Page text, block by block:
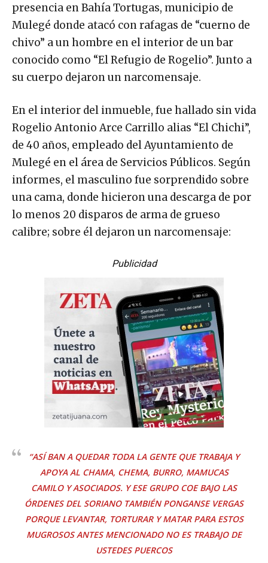
presencia en Bahía Tortugas, municipio de
Mulegé donde atacó con rafagas de “cuerno de
chivo” a un hombre en el interior de un bar
conocido como “El Refugio de Rogelio”. Junto a
su cuerpo dejaron un narcomensaje.
En el interior del inmueble, fue hallado sin vida
Rogelio Antonio Arce Carrillo alias “El Chichi”,
de 40 años, empleado del Ayuntamiento de
Mulegé en el área de Servicios Públicos. Según
informes, el masculino fue sorprendido sobre
una cama, donde hicieron una descarga de por
lo menos 20 disparos de arma de grueso
calibre; sobre él dejaron un narcomensaje:
Publicidad
“ASÍ BAN A QUEDAR TODA LA GENTE QUE TRABAJA Y
APOYA AL CHAMA, CHEMA, BURRO, MAMUCAS
CAMILO Y ASOCIADOS. Y ESE GRUPO COE BAJO LAS
ÓRDENES DEL SORIANO TAMBIÉN PONGANSE VERGAS
PORQUE LEVANTAR, TORTURAR Y MATAR PARA ESTOS
MUGROSOS ANTES MENCIONADO NO ES TRABAJO DE
USTEDES PUERCOS